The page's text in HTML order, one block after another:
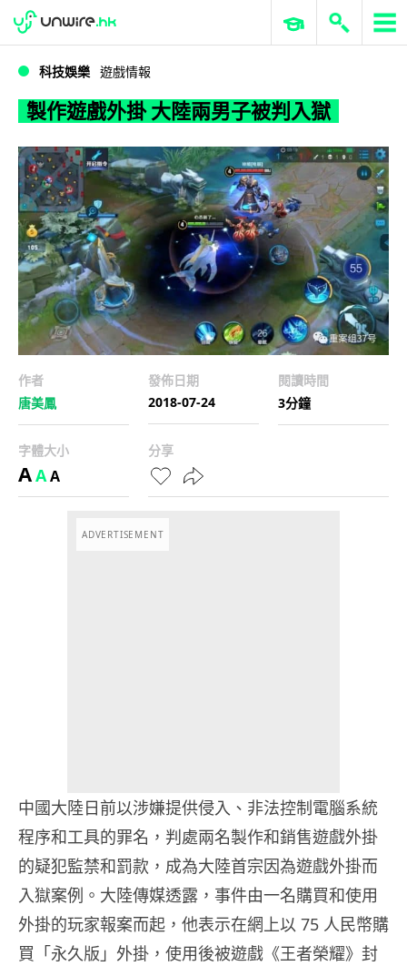
製作遊戲外掛 大陸兩男子被判入獄
WWDC 2026 ERP 與商業 AI
科技娛樂 遊戲情報
製作遊戲外掛 大陸兩男子被判入獄
作者
唐美鳳
發佈日期
2018-07-24
閱讀時間
3分鐘
字體大小
AAA
分享
ADVERTISEMENT
中國大陸日前以涉嫌提供侵入、非法控制電腦系統
程序和工具的罪名，判處兩名製作和銷售遊戲外掛
的疑犯監禁和罰款，成為大陸首宗因為遊戲外掛而
入獄案例。大陸傳媒透露，事件由一名購買和使用
外掛的玩家報案而起，他表示在網上以 75 人民幣購
買「永久版」外掛，使用後被遊戲《王者榮耀》封